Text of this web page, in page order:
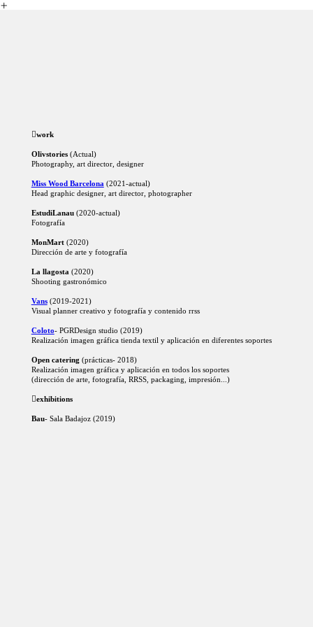
︎
︎︎︎work
Olivstories (Actual)
Photography, art director, designer
Miss Wood Barcelona (2021-actual)
Head graphic designer, art director, photographer
EstudiLanau (2020-actual)
Fotografía
MonMart (2020)
Dirección de arte y fotografía
La llagosta (2020)
Shooting gastronómico
Vans(2019-2021)
Visual planner creativo y fotografía y contenido rrss
Coloto- PGRDesign studio (2019)
Realización imagen gráfica tienda textil y aplicación en diferentes soportes
Open catering (prácticas- 2018)
Realización imagen gráfica y aplicación en todos los soportes
(dirección de arte, fotografía, RRSS, packaging, impresión...)
︎︎︎exhibitions
Bau- Sala Badajoz (2019)